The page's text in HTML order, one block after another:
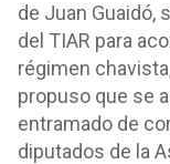
de Juan Guaidó,
del TIAR para
régimen
propuso que se
entramado de
diputados de la